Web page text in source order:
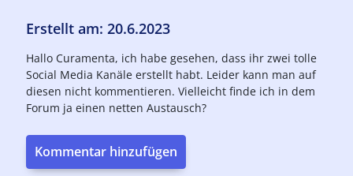
Erstellt am: 20.6.2023
Hallo Curamenta, ich habe gesehen, dass ihr zwei tolle
Social Media Kanäle erstellt habt. Leider kann man auf
diesen nicht kommentieren. Vielleicht finde ich in dem
Forum ja einen netten Austausch?
Kommentar hinzufügen